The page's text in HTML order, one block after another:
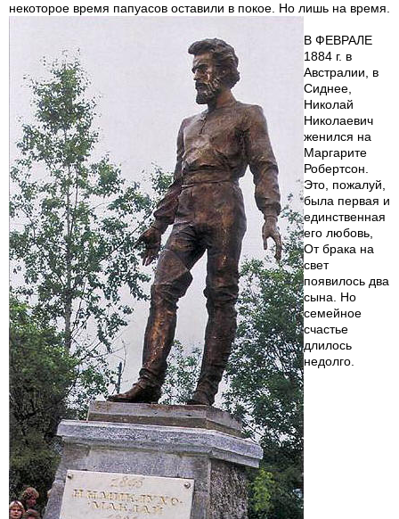
некоторое время папуасов оставили в покое. Но лишь на время.
В ФЕВРАЛЕ
1884 г. в
Австралии, в
Сиднее,
Николай
Николаевич
женился на
Маргарите
Робертсон.
Это, пожалуй,
была первая и
единственная
его любовь,
От брака на
свет
появилось два
сына. Но
семейное
счастье
длилось
недолго.